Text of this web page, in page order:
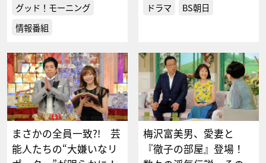
グッド！モーニング
情報番組
ドラマ BS朝日
まさかの全員一致?! 芸
能人たちの“大嫌いなリ
梅沢富美男、愛妻と
『徹子の部屋』登場！